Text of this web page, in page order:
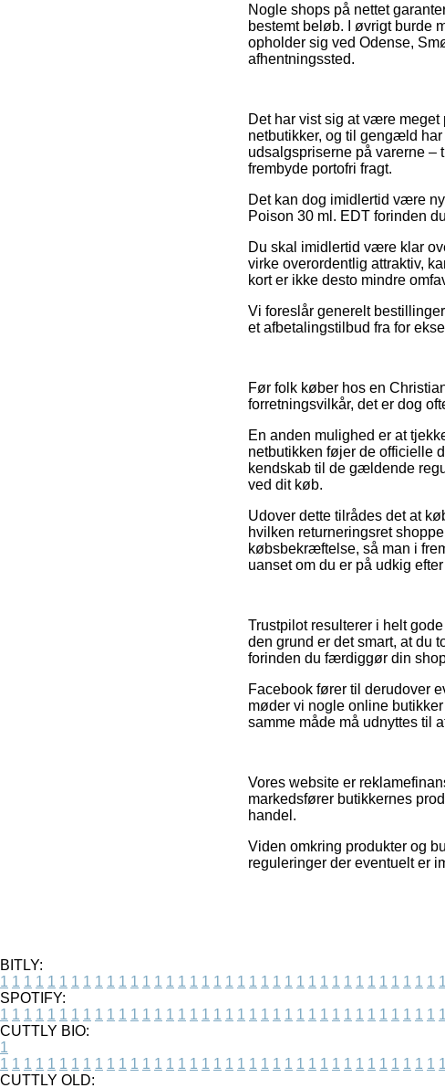
Nogle shops på nettet
bestemt beløb. I øvrigt burde
opholder sig ved Odense,
afhentningssted.
Det har vist sig at være
netbutikker, og til gengæld
udsalgspriserne på varerne –
frembyde portofri fragt.
Det kan dog imidlertid være
Poison 30 ml. EDT forinden
Du skal imidlertid være klar
virke overordentlig attraktiv,
kort er ikke desto mindre
Vi foreslår generelt
et afbetalingstilbud fra for
Før folk køber hos en
forretningsvilkår, det er dog
En anden mulighed er at
netbutikken føjer de officielle
kendskab til de gældende
ved dit køb.
Udover dette tilrådes det at
hvilken returneringsret
købsbekræftelse, så man i
uanset om du er på udkig
Trustpilot resulterer i helt
den grund er det smart, at du
forinden du færdiggør din
Facebook fører til derudover
møder vi nogle online
samme måde må udnyttes til
Vores website er
markedsfører butikkernes
handel.
Viden omkring produkter og
reguleringer der eventuelt er
BITLY:
1 1 1 1 1 1 1 1 1 1 1 1 1 1 1 1 1 1 1 1 1 1 1 1 1 1 1 1 1 1 1 1 1 1 1 1 1 1
SPOTIFY:
1 1 1 1 1 1 1 1 1 1 1 1 1 1 1 1 1 1 1 1 1 1 1 1 1 1 1 1 1 1 1 1 1 1 1 1 1 1
CUTTLY BIO:
1
1 1 1 1 1 1 1 1 1 1 1 1 1 1 1 1 1 1 1 1 1 1 1 1 1 1 1 1 1 1 1 1 1 1 1 1 1 1
CUTTLY OLD: